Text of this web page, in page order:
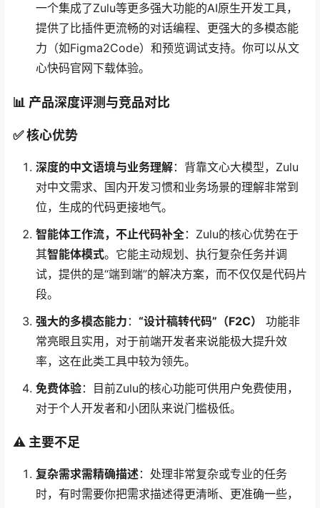
一个集成了Zulu等更多强大功能的AI原生开发工具，
提供了比插件更流畅的对话编程、更强大的多模态能
力（如Figma2Code）和预览调试支持。你可以从文
心快码官网下载体验。
📊 产品深度评测与竞品对比
✅ 核心优势
深度的中文语境与业务理解：背靠文心大模型，Zulu
对中文需求、国内开发习惯和业务场景的理解非常到
位，生成的代码更接地气。
智能体工作流，不止代码补全：Zulu的核心优势在于
其智能体模式。它能主动规划、执行复杂任务并调
试，提供的是“端到端”的解决方案，而不仅仅是代码片
段。
强大的多模态能力 ： “设计稿转代码”（F2C）
功能非
常亮眼且实用，对于前端开发者来说能极大提升效
率，这在此类工具中较为领先。
免费体验：目前Zulu的核心功能可供用户免费使用，
对于个人开发者和小团队来说门槛极低。
⚠️ 主要不足
复杂需求需精确描述：处理非常复杂或专业的任务
时，有时需要你把需求描述得更清晰、更准确一些，